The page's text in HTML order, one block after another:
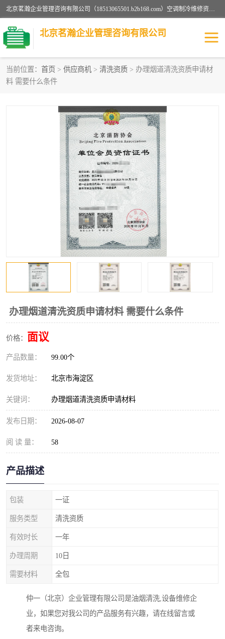
北京茗瀚企业管理咨询有限公司（18513065501.b2b168.com）空调制冷维修资质,油烟管道清洗资质,清洗行业资质公司秉承“顾客至上，锐意进缺的经营理念，我们提供高质量的产品，坚持“客户”的原则为广大客户提供贴心服务。如果你对公司的产品感兴趣，可以联系高经理，我们会用好的产品和服务让您满意。
北京茗瀚企业管理咨询有限公司
当前位置： 首页 > 供应商机 > 清洗资质 > 办理烟道清洗资质申请材
料 需要什么条件
办理烟道清洗资质申请材料 需要什么条件
价格： 面议
产品数量： 99.00个
发货地址： 北京市海淀区
关键词： 办理烟道清洗资质申请材料
发布日期： 2026-08-07
阅 读 量： 58
产品描述
包装 一证
服务类型 清洗资质
有效时长 一年
办理周期 10日
需要材料 全包
仲一（北京）企业管理有限公司是油烟清洗,设备维修企
业，如果您对我公司的产品服务有兴趣，请在线留言或
者来电咨询。
烟道清洗资质
认证服务
防爆电气维修安装资质 空调制冷维修安装资质
矿用设备检修资质